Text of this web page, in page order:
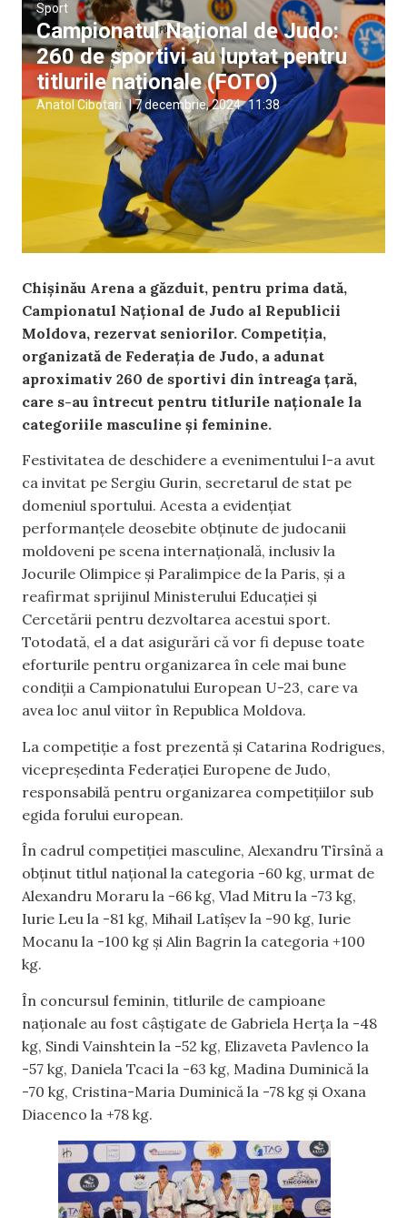
Sport
Campionatul Național de Judo:
260 de sportivi au luptat pentru
titlurile naționale (FOTO)
Anatol Cibotari |7 decembrie, 2024 11:38
Chișinău Arena a găzduit, pentru prima dată,
Campionatul Național de Judo al Republicii
Moldova, rezervat seniorilor. Competiția,
organizată de Federația de Judo, a adunat
aproximativ 260 de sportivi din întreaga țară,
care s-au întrecut pentru titlurile naționale la
categoriile masculine și feminine.
Festivitatea de deschidere a evenimentului l-a avut
ca invitat pe Sergiu Gurin, secretarul de stat pe
domeniul sportului. Acesta a evidențiat
performanțele deosebite obținute de judocanii
moldoveni pe scena internațională, inclusiv la
Jocurile Olimpice și Paralimpice de la Paris, și a
reafirmat sprijinul Ministerului Educației și
Cercetării pentru dezvoltarea acestui sport.
Totodată, el a dat asigurări că vor fi depuse toate
eforturile pentru organizarea în cele mai bune
condiții a Campionatului European U-23, care va
avea loc anul viitor în Republica Moldova.
La competiție a fost prezentă și Catarina Rodrigues,
vicepreședinta Federației Europene de Judo,
responsabilă pentru organizarea competițiilor sub
egida forului european.
În cadrul competiției masculine, Alexandru Tîrsînă a
obținut titlul național la categoria -60 kg, urmat de
Alexandru Moraru la -66 kg, Vlad Mitru la -73 kg,
Iurie Leu la -81 kg, Mihail Latîșev la -90 kg, Iurie
Mocanu la -100 kg și Alin Bagrin la categoria +100
kg.
În concursul feminin, titlurile de campioane
naționale au fost câștigate de Gabriela Herța la -48
kg, Sindi Vainshtein la -52 kg, Elizaveta Pavlenco la
-57 kg, Daniela Tcaci la -63 kg, Madina Duminică la
-70 kg, Cristina-Maria Duminică la -78 kg și Oxana
Diacenco la +78 kg.